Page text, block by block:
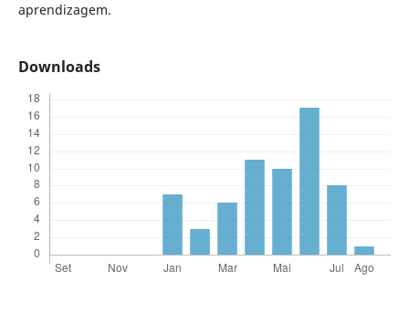
aprendizagem.
Downloads